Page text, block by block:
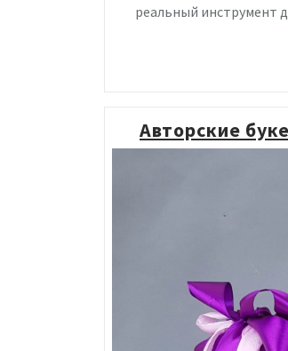
реальный инструмент
Авторские